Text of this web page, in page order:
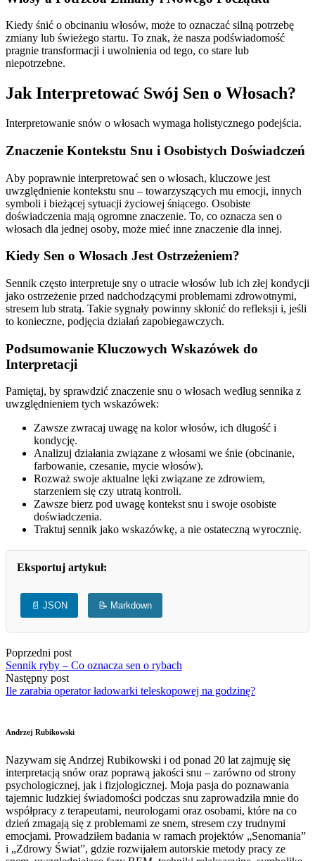
Kiedy śnić o obcinaniu włosów, może to oznaczać silną potrzebę
zmiany lub świeżego startu. To znak, że nasza podświadomość
pragnie transformacji i uwolnienia od tego, co stare lub
niepotrzebne.
Jak Interpretować Swój Sen o Włosach?
Interpretowanie snów o włosach wymaga holistycznego podejścia.
Znaczenie Kontekstu Snu i Osobistych Doświadczeń
Aby poprawnie interpretować sen o włosach, kluczowe jest
uwzględnienie kontekstu snu – towarzyszących mu emocji, innych
symboli i bieżącej sytuacji życiowej śniącego. Osobiste
doświadczenia mają ogromne znaczenie. To, co oznacza sen o
włosach dla jednej osoby, może mieć inne znaczenie dla innej.
Kiedy Sen o Włosach Jest Ostrzeżeniem?
Sennik często interpretuje sny o utracie włosów lub ich złej kondycji
jako ostrzeżenie przed nadchodzącymi problemami zdrowotnymi,
stresem lub stratą. Takie sygnały powinny skłonić do refleksji i, jeśli
to konieczne, podjęcia działań zapobiegawczych.
Podsumowanie Kluczowych Wskazówek do
Interpretacji
Pamiętaj, by sprawdzić znaczenie snu o włosach według sennika z
uwzględnieniem tych wskazówek:
Zawsze zwracaj uwagę na kolor włosów, ich długość i
kondycję.
Analizuj działania związane z włosami we śnie (obcinanie,
farbowanie, czesanie, mycie włosów).
Rozważ swoje aktualne lęki związane ze zdrowiem,
starzeniem się czy utratą kontroli.
Zawsze bierz pod uwagę kontekst snu i swoje osobiste
doświadczenia.
Traktuj sennik jako wskazówkę, a nie ostateczną wyrocznię.
Eksportuj artykuł:
📄 JSON 📝 Markdown
Poprzedni post
Sennik ryby – Co oznacza sen o rybach
Następny post
Ile zarabia operator ładowarki teleskopowej na godzinę?
Andrzej Rubikowski
Nazywam się Andrzej Rubikowski i od ponad 20 lat zajmuję się
interpretacją snów oraz poprawą jakości snu – zarówno od strony
psychologicznej, jak i fizjologicznej. Moja pasja do poznawania
tajemnic ludzkiej świadomości podczas snu zaprowadziła mnie do
współpracy z terapeutami, neurologami oraz osobami, które na co
dzień zmagają się z problemami ze snem, stresem czy trudnymi
emocjami. Prowadziłem badania w ramach projektów „Senomania”
i „Zdrowy Świat”, gdzie rozwijałem autorskie metody pracy ze